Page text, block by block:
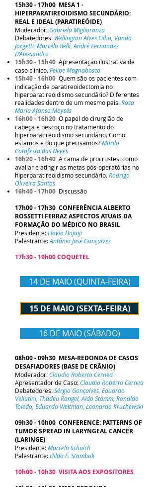
15h30 - 17h00 MESA 1 -
HIPERPARATIREOIDISMO SECUNDÁRIO:
REAL E IDEAL (PARATIREÓIDE)
Moderador: Gabriela Miglioranza
Debatedores: Wellington Alves Filho, Vanda
Jorgetti, Marcelo Belli, André Fernandes
D’Alessandro
15h30 - 15h40 Apresentação ilustrativa de
caso clínico.Felipe Magnabosco
15h40 - 16h00 Quem são os pacientes com
indicação de paratireoidectomia no
hiperparatireoidismo secundário? Diferentes
realidades dentro de um mesmo país.Rosa
Maria Afonso Moysés
16h00 - 16h20 O papel do cirurgião de
cabeça e pescoço no tratamento do
hiperparatireoidismo secundário. Como
estamos e do que precisamos?Murilo
Catafesta das Neves
16h20 - 16h40 A cama de procrustes: como
avaliar e atingir as metas pós-operatórias no
hiperparatireoidismo secundário.Rodrigo
Oliveira Santos
16h40 - 17h00 Discussão
17h00 - 17h30 CONFERÊNCIA ALBERTO
ROSSETTI FERRAZ ASPECTOS ATUAIS DA
FORMAÇÃO DO MÉDICO NO BRASIL
Presidente:Flavio Hojaiji
Palestrante:Antônio José Gonçalves
17h30 - 19h00 COQUETEL
14 DE MAIO (QUINTA-FEIRA)
15 DE MAIO (SEXTA-FEIRA)
16 DE MAIO (SÁBADO)
08h00 - 09h30 MESA-REDONDA DE CASOS
DESAFIADORES (BASE DE CRÂNIO)
Moderador: Claudio Roberto Cernea
Apresentador de Caso: Claudio Roberto Cernea
Debatedores:Sérgio Gonçalves, Eduardo
Vellutini, Thadeu Rangel, Aldo Stamm, Ronaldo
Toledo, Eduardo Weltman, Leonardo Kruchewski
09h30 - 10h00 CONFERENCE: PATTERNS OF
TUMOR SPREAD IN LARYNGEAL CANCER
(LARINGE)
Presidente:Marcelo Schalch
Palestrante:Hilda E. Stambuk
10h00 - 10h30 VISITA AOS EXPOSITORES